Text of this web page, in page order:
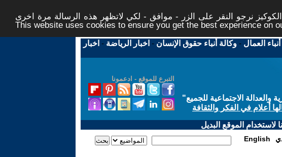
نرجو النقر على الزر - موافق - لكي لاتظهر هذه الرسالة مرة اخرى -
This website uses cookies to ensure you get the best experience on
العمال -وكالة أنباء حقوق الإنسان - اخبار الرياضة - اخبار
التبرع للموقع - ادعمونا
الاجتماعية للجميع"
أعلام في الفكر والثقافة
لاستخدام الموقع البديل
English